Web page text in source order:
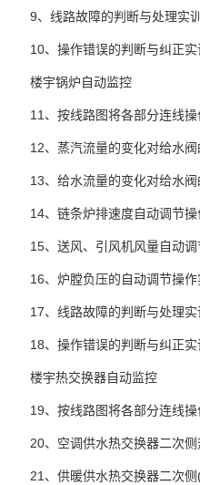
9、线路故障的判断与处理实训
10、操作错误的判断与纠正实
楼宇锅炉自动监控
11、按线路图将各部分连线操
12、蒸汽流量的变化对给水阀
13、给水流量的变化对给水阀
14、链条炉排速度自动调节操
15、送风、引风机风量自动调
16、炉膛负压的自动调节操作
17、线路故障的判断与处理实
18、操作错误的判断与纠正实
楼宇热交换器自动监控
19、按线路图将各部分连线操
20、空调供水热交换器二次侧
21、供暖供水热交换器二次